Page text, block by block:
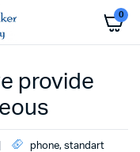
0
provide
phone, standart